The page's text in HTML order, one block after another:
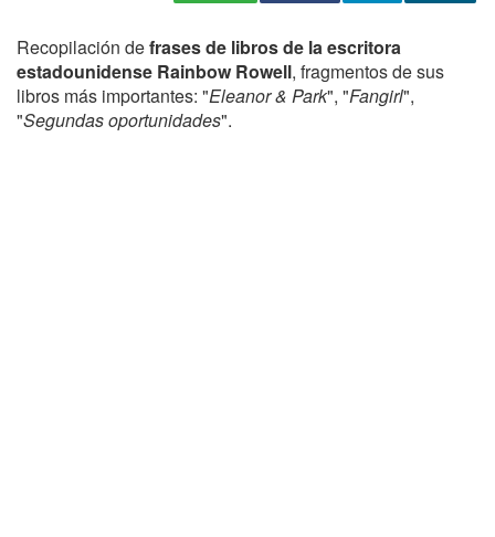
Recopilación defrases de libros de la escritora
estadounidense Rainbow Rowell, fragmentos de sus
libros más importantes: "Eleanor & Park", "Fangirl",
"Segundas oportunidades".